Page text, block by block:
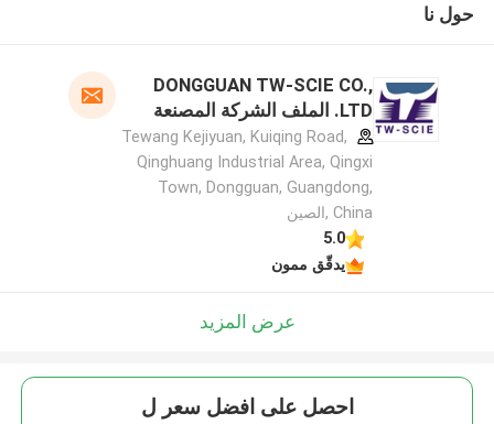
حول نا
DONGGUAN TW-SCIE CO.,
LTD. الملف الشركة المصنعة
Tewang Kejiyuan, Kuiqing Road,
Qinghuang Industrial Area, Qingxi
Town, Dongguan, Guangdong,
China ,الصين
5.0
يدقّق ممون
عرض المزيد
احصل على افضل سعر ل